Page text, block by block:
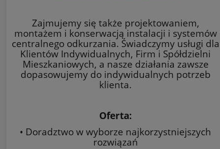
Zajmujemy się także projektowaniem,
montażem i konserwacją instalacji i systemów
centralnego odkurzania. Świadczymy usługi dla
Klientów Indywidualnych, Firm i Spółdzielni
Mieszkaniowych, a nasze działania zawsze
dopasowujemy do indywidualnych potrzeb
klienta.
Oferta:
• Doradztwo w wyborze najkorzystniejszych
rozwiązań